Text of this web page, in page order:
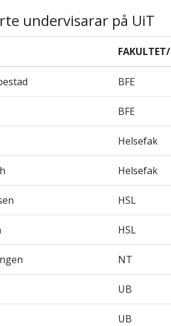
undervisarar på UiT
BFE
BFE
Helsefak
Helsefak
HSL
HSL
NT
UB
UB